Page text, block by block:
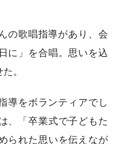
の歌唱指導があり、会
に」を合唱。思いを込
。
導をボランティアでし
、「卒業式で子どもた
られた思いを伝えなが